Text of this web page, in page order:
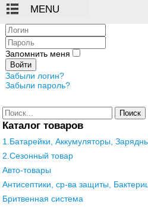
Логин
Пароль
Запомнить меня
Войти
Забыли логин?
Забыли пароль?
Поиск
Каталог товаров
1.Батарейки, Аккумуляторы,
2.Сезонный товар
Авто-товары
Антисептики, ср-ва защиты,
Бритвенная система